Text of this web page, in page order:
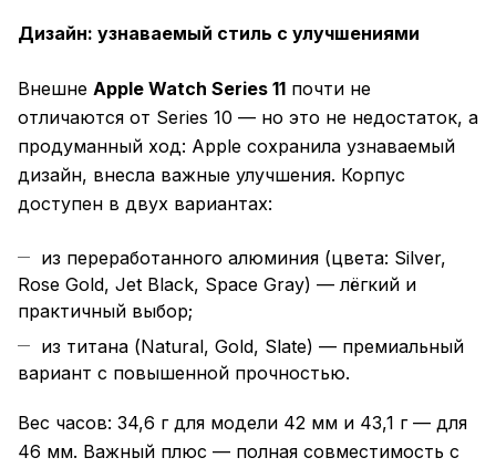
Дизайн: узнаваемый стиль с улучшениями
Внешне Apple Watch Series 11 почти не
отличаются от Series 10 — но это не недостаток, а
продуманный ход: Apple сохранила узнаваемый
дизайн, внесла важные улучшения. Корпус
доступен в двух вариантах:
из переработанного алюминия (цвета: Silver,
Rose Gold, Jet Black, Space Gray) — лёгкий и
практичный выбор;
из титана (Natural, Gold, Slate) — премиальный
вариант с повышенной прочностью.
Вес часов: 34,6 г для модели 42 мм и 43,1 г — для
46 мм. Важный плюс — полная совместимость с